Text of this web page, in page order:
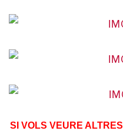
SI VOLS VEURE